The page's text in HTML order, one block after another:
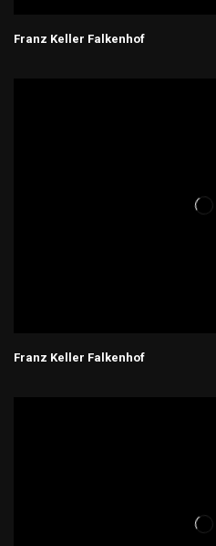
Franz Keller Falkenhof
Franz Keller Falkenhof